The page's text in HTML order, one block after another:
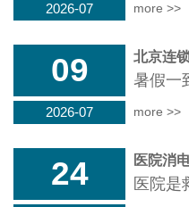
2026-07 more >>
09
2026-07 more >>
24